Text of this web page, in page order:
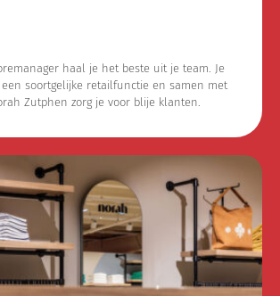
haal je het beste uit je team. Je
soortgelijke retailfunctie en samen met
Zutphen zorg je voor blije klanten.